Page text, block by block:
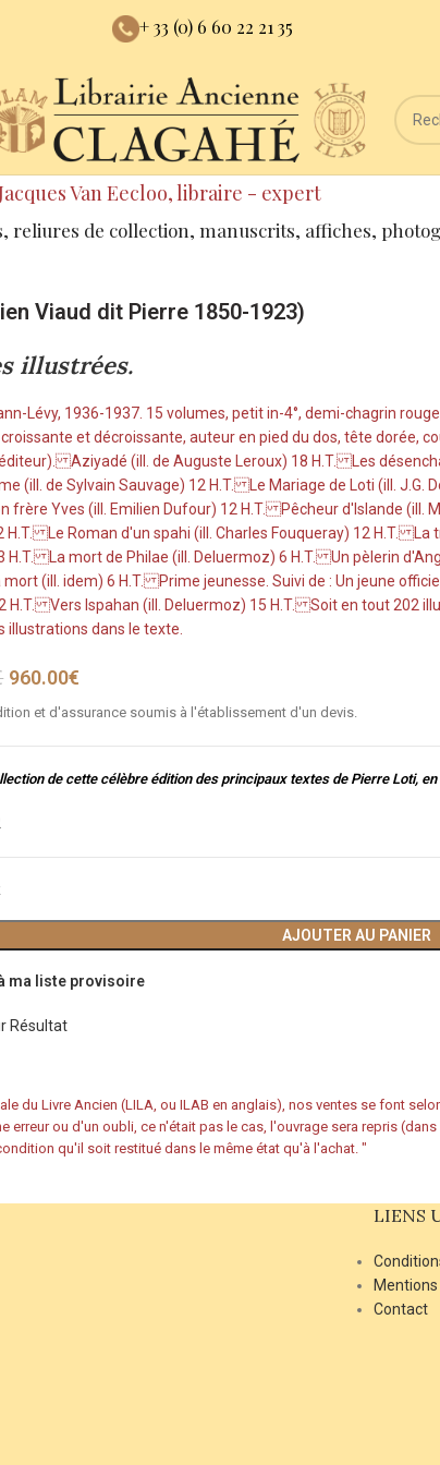
+ 33 (0) 6 60 22 21 35
Van Eecloo, libraire - expert
reliures de collection, manuscrits, affiches,
Viaud dit Pierre 1850-1923)
illustrées.
Lévy, 1936-1937. 15 volumes, petit in-4°, demi-chagrin
et décroissante, auteur en pied du dos, tête dorée,
Aziyadé (ill. de Auguste Leroux) 18 H.T. Les
(ill. de Sylvain Sauvage) 12 H.T. Le Mariage de Loti (ill. J.G.
frère Yves (ill. Emilien Dufour) 12 H.T. Pêcheur d'Islande (ill.
H.T. Le Roman d'un spahi (ill. Charles Fouqueray) 12 H.T. La
H.T. La mort de Philae (ill. Deluermoz) 6 H.T. Un pèlerin
mort (ill. idem) 6 H.T. Prime jeunesse. Suivi de : Un jeune
H.T. Vers Ispahan (ill. Deluermoz) 15 H.T. Soit en tout 202
illustrations dans le texte.
960.00€
et d'assurance soumis à l'établissement d'un devis.
de cette célèbre édition des principaux textes de Pierre Loti,
AJOUTER AU PANIER
ma liste provisoire
Résultat
du Livre Ancien (LILA, ou ILAB en anglais), nos ventes se font
ou d'un oubli, ce n'était pas le cas, l'ouvrage sera repris
qu'il soit restitué dans le même état qu'à l'achat. "
LIENS
Contact